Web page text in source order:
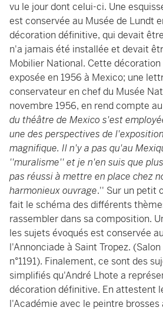
vu le jour dont celui-ci. Une
est conservée au Musée de Lundt
décoration définitive, qui devait
n'a jamais été installée et devait
Mobilier National. Cette
exposée en 1956 à Mexico; une
conservateur en chef du Musée
novembre 1956, en rend compte
du théâtre de Mexico s'est
une des perspectives de
magnifique. Il n'y a pas qu'au
''muralisme'' et je n'en suis que
pas réussi à mettre en place chez
harmonieux ouvrage.'' Sur un petit
fait le schéma des différents
rassembler dans sa composition.
les sujets évoqués est conservée
l'Annonciade à Saint Tropez.
n°1191). Finalement, ce sont des
simplifiés qu'André Lhote a
décoration définitive. En attestent
l'Académie avec le peintre brosses